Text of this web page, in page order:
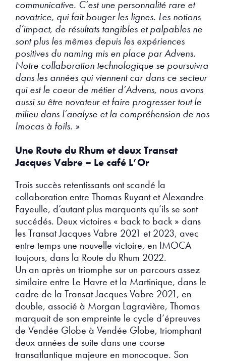
communicative. C’est une personnalité rare et
novatrice, qui fait bouger les lignes. Les notions
d’impact, de résultats tangibles et palpables ne
sont plus les mêmes depuis les expériences
positives du naming mis en place par Advens.
Notre collaboration technologique se poursuivra
dans les années qui viennent car dans ce secteur
qui est le coeur de métier d’Advens, nous avons
aussi su être novateur et faire progresser tout le
milieu dans l’analyse et la compréhension de nos
Imocas à foils. »
Une Route du Rhum et deux Transat
Jacques Vabre – Le café L’Or
Trois succès retentissants ont scandé la
collaboration entre Thomas Ruyant et Alexandre
Fayeulle, d’autant plus marquants qu’ils se sont
succédés. Deux victoires « back to back » dans
les Transat Jacques Vabre 2021 et 2023, avec
entre temps une nouvelle victoire, en IMOCA
toujours, dans la Route du Rhum 2022.
Un an après un triomphe sur un parcours assez
similaire entre Le Havre et la Martinique, dans le
cadre de la Transat Jacques Vabre 2021, en
double, associé à Morgan Lagravière, Thomas
marquait de son empreinte le cycle d’épreuves
de Vendée Globe à Vendée Globe, triomphant
deux années de suite dans une course
transatlantique majeure en monocoque. Son